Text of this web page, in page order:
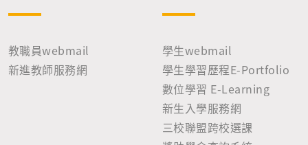
教職員webmail
新進教師服務網
學生webmail
學生學習歷程E-Portfolio
數位學習 E-Learning
新生入學服務網
三校聯盟跨校選課